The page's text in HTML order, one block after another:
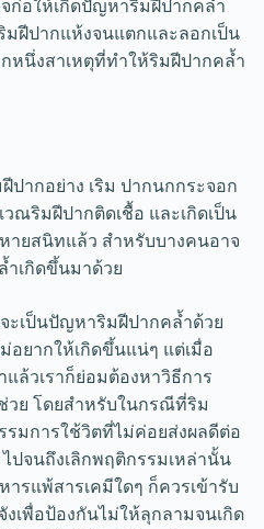
ก่อให้เกิดปัญหาริมฝีปากคล้ำ
ฝีปากแห้งจนแตกและลอกเป็น
หนึ่งสาเหตุที่ทำให้ริมฝีปากคล้ำ
ากอย่าง เริม ปากนกกระจอก
ณริมฝีปากติดเชื้อ และเกิดเป็น
ายสนิทแล้ว สำหรับบางคนอาจ
เกิดขึ้นมาด้วย
ะเป็นปัญหาริมฝีปากคล้ำด้วย
อยากให้เกิดขึ้นแน่ๆ แต่เมื่อ
ล้วเราก็ย่อมต้องหาวิธีการ
วย โดยสำหรับในกรณีที่ริม
รมการใช้วิตที่ไม่ค่อยส่งผลดีต่อ
ปจนถึงเลิกพฤติกรรมเหล่านั้น
ารแพ้สารเคมีใดๆ ก็ควรเข้ารับ
เพื่อป้องกันไม่ให้ลุกลามจนเกิด